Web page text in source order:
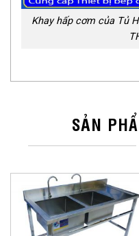
Khay hấp cơm của Tủ
SẢN